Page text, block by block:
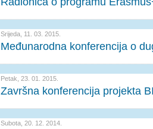
Srijeda, 11. 03. 2015.
Međunarodna konferencija o
Petak, 23. 01. 2015.
Završna konferencija projekta
Subota, 20. 12. 2014.